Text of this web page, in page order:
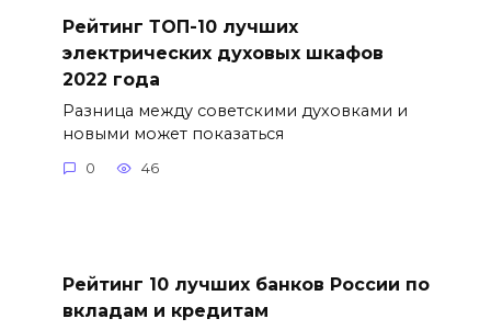
Рейтинг ТОП-10 лучших
электрических духовых шкафов
2022 года
Разница между советскими духовками и
новыми может показаться
0 46
Рейтинг 10 лучших банков России по
вкладам и кредитам